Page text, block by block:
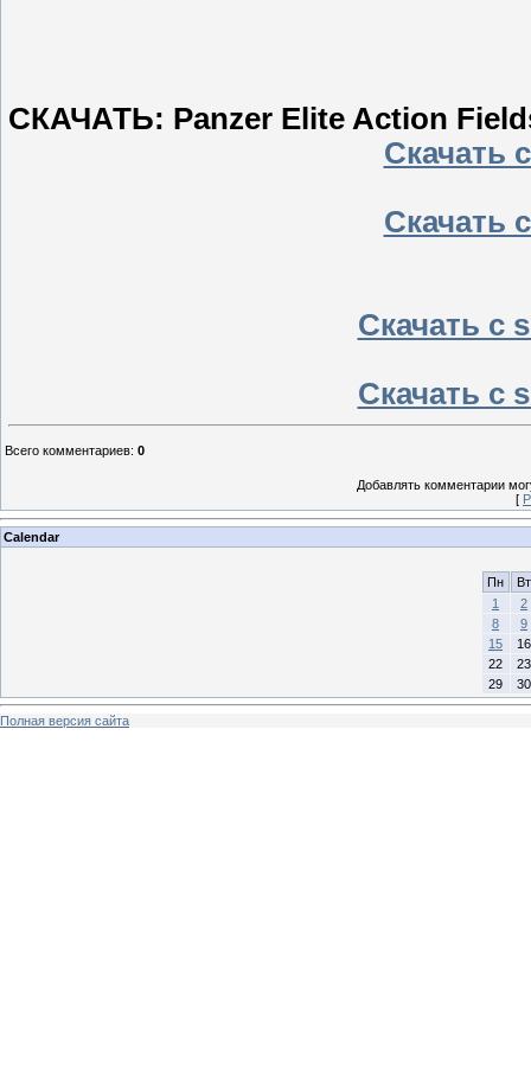
СКАЧАТЬ: Panzer Elite Action
Скачать
Скачать
Скачать с
Скачать с
Всего комментариев: 0
Добавлять комментарии
[
Calendar
Пн
Вт
1
2
8
9
15
16
22
23
29
30
Полная версия сайта